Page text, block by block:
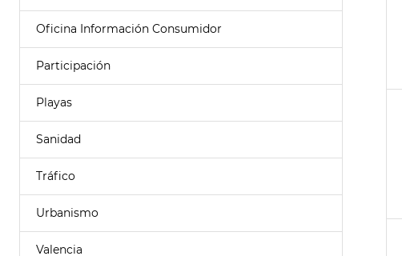
Oficina Información Consumidor
Participación
Playas
Sanidad
Tráfico
Urbanismo
Valencia